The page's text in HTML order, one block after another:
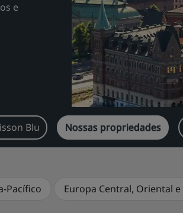
e
Blu Nossas propriedades
Pacífico Europa Central, Oriental